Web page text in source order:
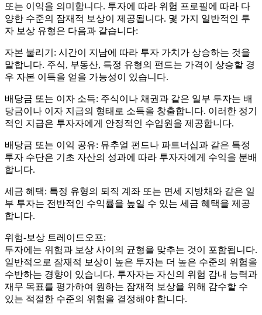
또는 이익을 의미합니다. 투자에 따라 위험 프로필에 따라 다
양한 수준의 잠재적 보상이 제공됩니다. 몇 가지 일반적인 투
자 보상 유형은 다음과 같습니다:
자본 불리기: 시간이 지남에 따라 투자 가치가 상승하는 것을
말합니다. 주식, 부동산, 특정 유형의 펀드는 가격이 상승할 경
우 자본 이득을 얻을 가능성이 있습니다.
배당금 또는 이자 소득: 주식이나 채권과 같은 일부 투자는 배
당금이나 이자 지급의 형태로 소득을 창출합니다. 이러한 정기
적인 지급은 투자자에게 안정적인 수입원을 제공합니다.
배당금 또는 이익 공유: 뮤추얼 펀드나 파트너십과 같은 특정
투자 수단은 기초 자산의 성과에 따라 투자자에게 수익을 분배
합니다.
세금 혜택: 특정 유형의 퇴직 계좌 또는 면세 지방채와 같은 일
부 투자는 전반적인 수익률을 높일 수 있는 세금 혜택을 제공
합니다.
위험-보상 트레이드오프:
투자에는 위험과 보상 사이의 균형을 맞추는 것이 포함됩니다.
일반적으로 잠재적 보상이 높은 투자는 더 높은 수준의 위험을
수반하는 경향이 있습니다. 투자자는 자신의 위험 감내 능력과
재무 목표를 평가하여 원하는 잠재적 보상을 위해 감수할 수
있는 적절한 수준의 위험을 결정해야 합니다.